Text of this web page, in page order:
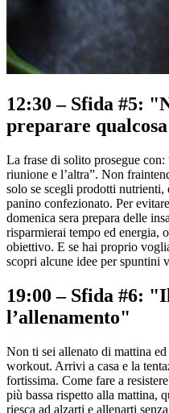
12:30 – Sfida #5:
preparare
La frase di solito prosegue
riunione e l’altra”. Non
solo se scegli prodotti nutrienti,
panino confezionato. Per
domenica sera prepara delle
risparmierai tempo ed energia,
obiettivo. E se hai proprio
scopri alcune idee per spuntini
19:00 – Sfida #6:
l’allenamento"
Non ti sei allenato di mattina
workout. Arrivi a casa e la
fortissima. Come fare a
più bassa rispetto alla mattina,
riesca ad alzarti e allenarti